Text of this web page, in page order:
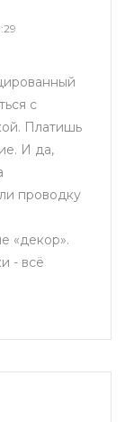
с
Платишь
И да,
проводку
«декор».
- всё